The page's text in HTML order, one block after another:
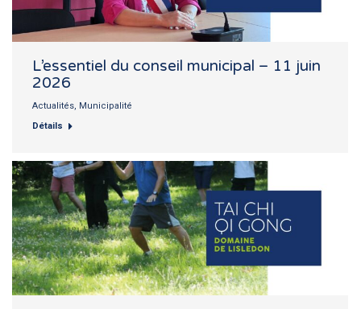
L’essentiel du conseil municipal – 11 juin
2026
Actualités, Municipalité
Détails